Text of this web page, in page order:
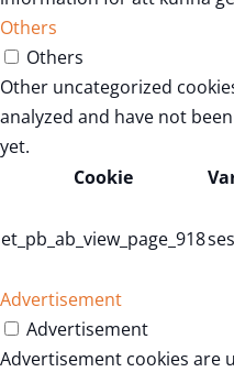
Others
Others
Other uncategorized
analyzed and have not
yet.
Cookie
et_pb_ab_view_page_918
Advertisement
Advertisement
Advertisement cookies are